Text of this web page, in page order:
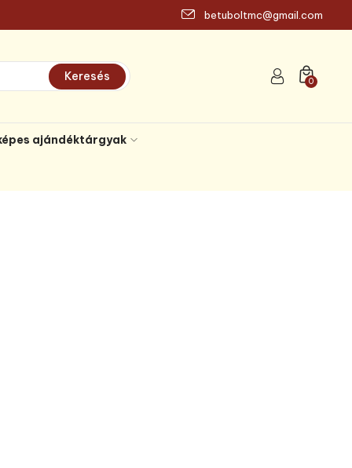
betuboltmc@gmail.com
Keresés 0
ajándéktárgyak